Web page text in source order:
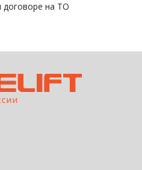
договоре на ТО